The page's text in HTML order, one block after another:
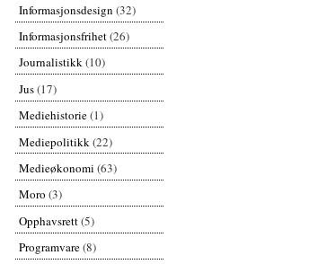
Informasjonsdesign (32)
Informasjonsfrihet(26)
Journalistikk(10)
Jus(17)
Mediehistorie(1)
Mediepolitikk (22)
Medieøkonomi (63)
Moro (3)
Opphavsrett(5)
Programvare(8)